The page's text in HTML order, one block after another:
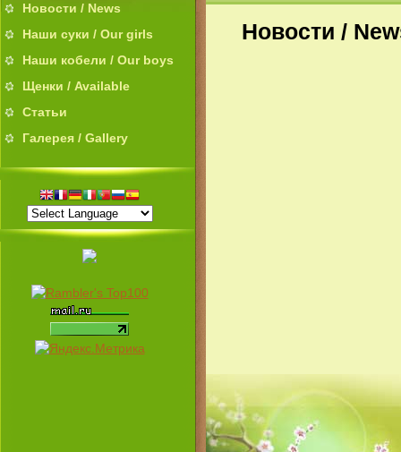
Новости / News
Наши суки / Our girls
Наши кобели / Our boys
Щенки / Available
Статьи
Галерея / Gallery
Новости /